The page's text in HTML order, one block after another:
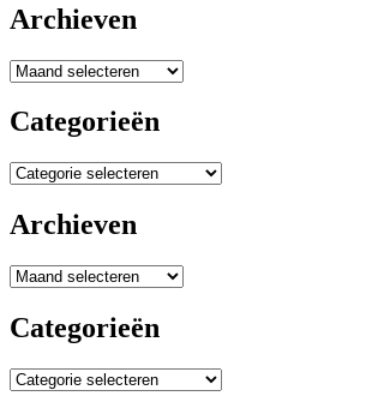
Archieven
Archieven
Categorieën
Categorieën
Archieven
Archieven
Categorieën
Categorieën